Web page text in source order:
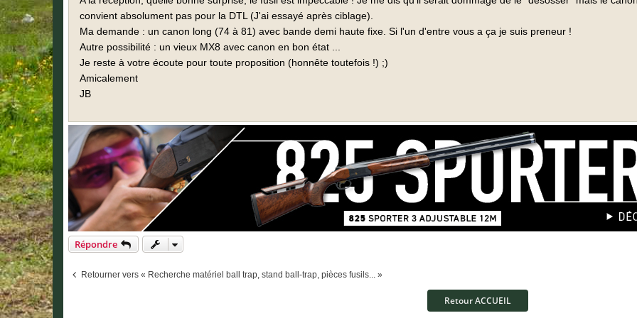
convient absolument pas pour la DTL (J'ai essayé après ciblage).
Ma demande : un canon long (74 à 81) avec bande demi haute fixe. Si l'un d'entre vous a ça je suis preneur !
Autre possibilité : un vieux MX8 avec canon en bon état ...
Je reste à votre écoute pour toute proposition (honnête toutefois !) ;)
Amicalement
JB
Répondre
Retourner vers « Recherche matériel ball trap, stand ball-trap, pièces fusils... »
Retour ACCUEIL